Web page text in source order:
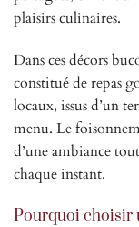
plaisirs culinaires.
Dans ces décors
constitué de repas
locaux, issus d’un
menu. Le
d’une ambiance
chaque instant.
Pourquoi choisir